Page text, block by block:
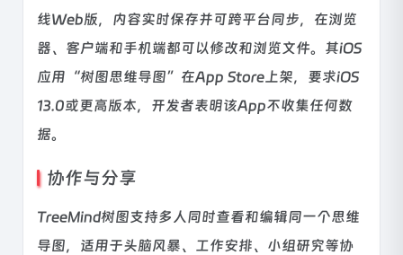
线Web版，内容实时保存并可跨平台同步，在浏览
器、客户端和手机端都可以修改和浏览文件。其iOS
应用“树图思维导图”在App Store上架，要求iOS
13.0或更高版本，开发者表明该App不收集任何数
据。
协作与分享
TreeMind树图支持多人同时查看和编辑同一个思维
导图，适用于头脑风暴、工作安排、小组研究等协